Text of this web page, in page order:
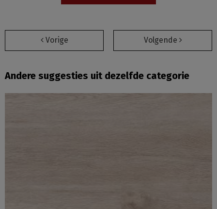
Vorige Volgende
Andere suggesties uit dezelfde categorie